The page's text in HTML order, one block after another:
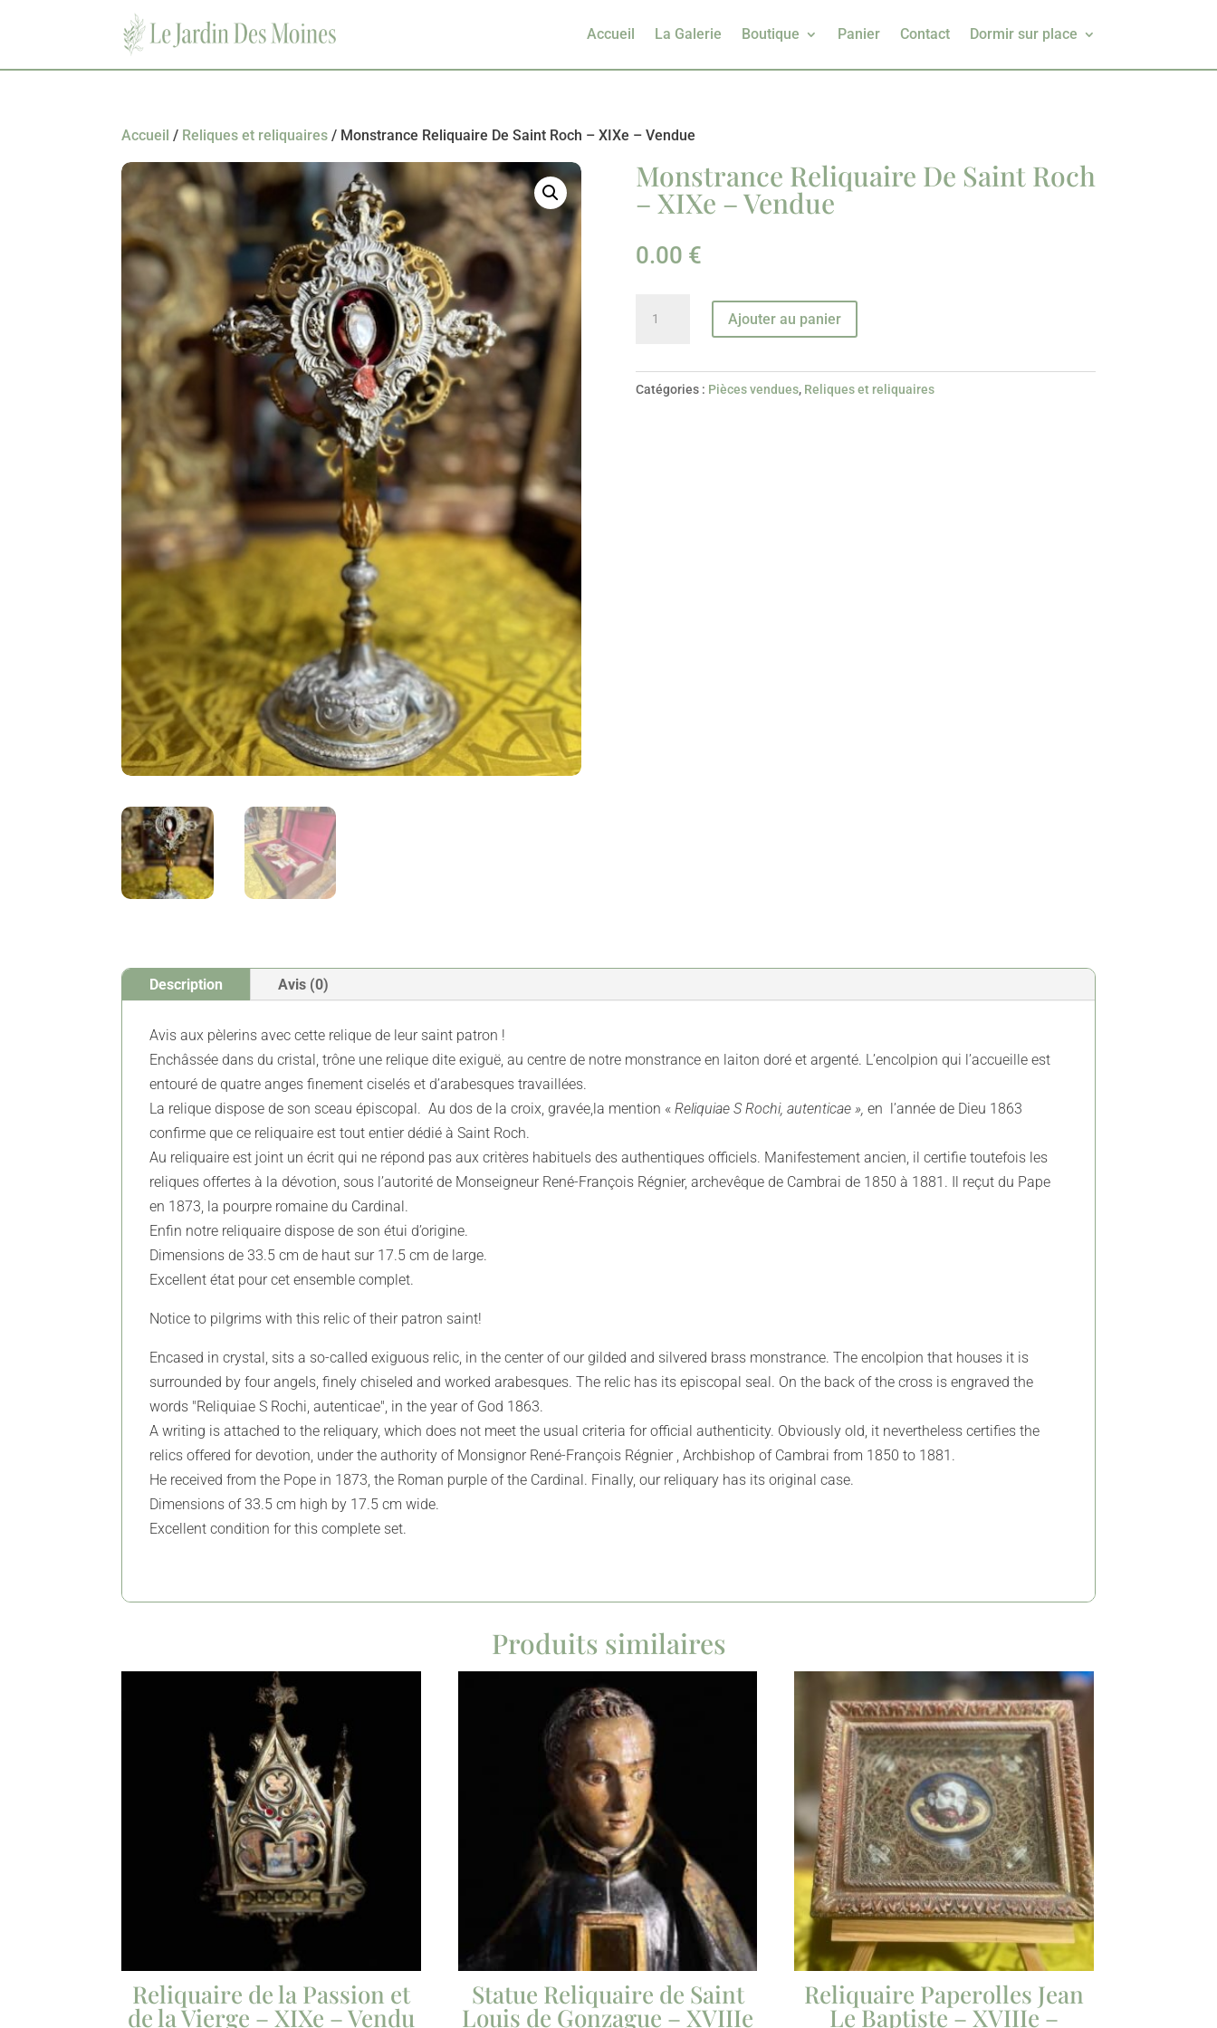
Accueil La Galerie Boutique Panier Contact Dormir sur place
Accueil / Reliques et reliquaires / Monstrance Reliquaire De Saint Roch – XIXe – Vendue
Monstrance Reliquaire De Saint Roch
– XIXe – Vendue
0.00 €
Ajouter au panier
Catégories : Pièces vendues, Reliques et reliquaires
Description Avis (0)
Avis aux pèlerins avec cette relique de leur saint patron !
Enchâssée dans du cristal, trône une relique dite exiguë, au centre de notre monstrance en laiton doré et argenté. L’encolpion qui l’accueille est
entouré de quatre anges finement ciselés et d’arabesques travaillées.
La relique dispose de son sceau épiscopal. Au dos de la croix, gravée,la mention «Reliquiae S Rochi, autenticae », en l’année de Dieu 1863
confirme que ce reliquaire est tout entier dédié à Saint Roch.
Au reliquaire est joint un écrit qui ne répond pas aux critères habituels des authentiques officiels. Manifestement ancien, il certifie toutefois les
reliques offertes à la dévotion, sous l’autorité de Monseigneur René-François Régnier, archevêque de Cambrai de 1850 à 1881. Il reçut du Pape
en 1873, la pourpre romaine du Cardinal.
Enfin notre reliquaire dispose de son étui d’origine.
Dimensions de 33.5 cm de haut sur 17.5 cm de large.
Excellent état pour cet ensemble complet.
Notice to pilgrims with this relic of their patron saint!
Encased in crystal, sits a so-called exiguous relic, in the center of our gilded and silvered brass monstrance. The encolpion that houses it is
surrounded by four angels, finely chiseled and worked arabesques. The relic has its episcopal seal. On the back of the cross is engraved the
words "Reliquiae S Rochi, autenticae", in the year of God 1863.
A writing is attached to the reliquary, which does not meet the usual criteria for official authenticity. Obviously old, it nevertheless certifies the
relics offered for devotion, under the authority of Monsignor René-François Régnier , Archbishop of Cambrai from 1850 to 1881.
He received from the Pope in 1873, the Roman purple of the Cardinal. Finally, our reliquary has its original case.
Dimensions of 33.5 cm high by 17.5 cm wide.
Excellent condition for this complete set.
Produits similaires
Reliquaire de la Passion et
de la Vierge – XIXe – Vendu
Statue Reliquaire de Saint
Louis de Gonzague – XVIIIe
Reliquaire Paperolles Jean
Le Baptiste – XVIIIe –